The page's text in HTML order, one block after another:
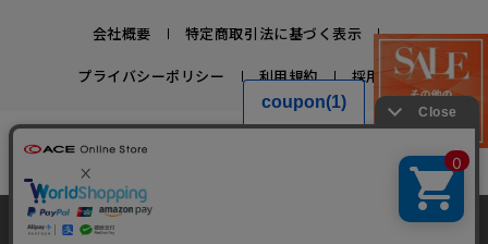
会社概要 特定商取引法に基づく表示
プライバシーポリシー 利用規約 採用情報
かばんの総合メーカー、エース公式サイト
スーツケースビジネスバッグ直営店ならではの豊富なラインナップでご紹介！
充実のアフターサービス・豊富な品揃え・安心のメーカー直営ストア
当サイトでは、サイトの利便性向上のため、クッ